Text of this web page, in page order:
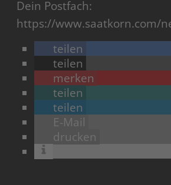
Dein Postfach:
https://www.saatkorn.com/
teilen
teilen
merken
teilen
teilen
E-Mail
drucken